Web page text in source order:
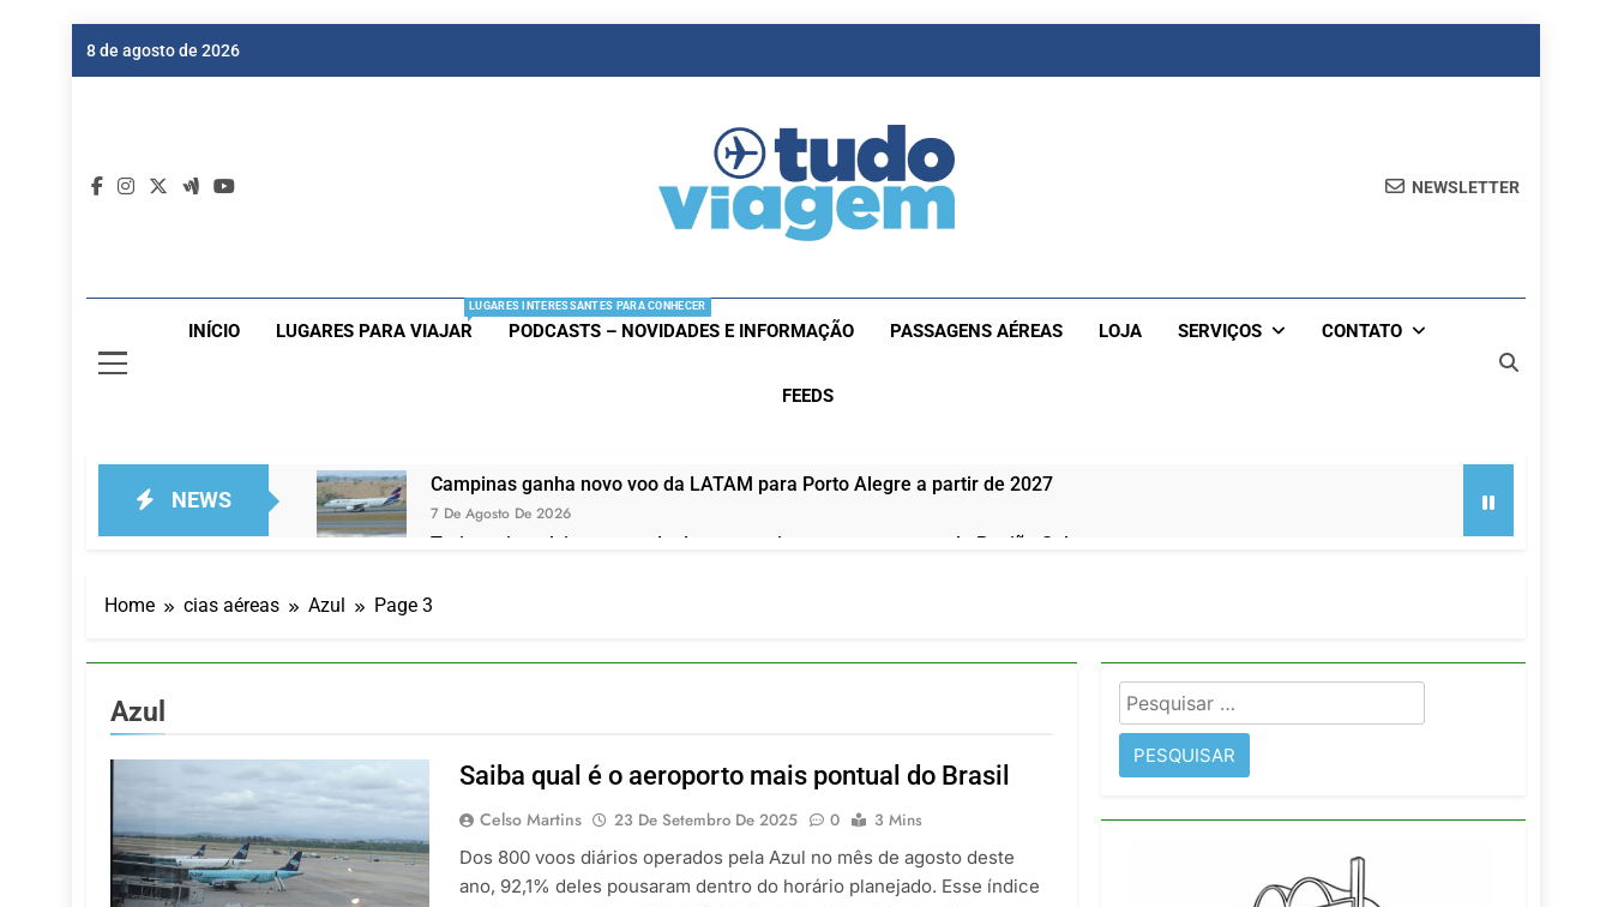
8 de agosto de 2026
NEWSLETTER
INÍCIO LUGARES PARA VIAJAR
LUGARES INTERESSANTES PARA CONHECER
PODCASTS – NOVIDADES E INFORMAÇÃO PASSAGENS AÉREAS LOJA SERVIÇOS CONTATO
FEEDS
NEWS
Campinas ganha novo voo da LATAM para Porto Alegre a partir de 2027
7 De Agosto De 2026
Turismo impulsiona recorde de passageiros nos aeroportos da Região Sul
Hotel Premium Campinas fortalece atuação nos segmentos de lazer e corporativo
Executivo com carreira internacional, Marc Balanger assume comando do Wyndham São Paulo Ibirapuera
Azul retoma voos diretos entre Porto Alegre e Montevidéu em dezembro
5 De Agosto De 2026
Home cias aéreas Azul Page 3
Azul
Saiba qual é o aeroporto mais pontual do Brasil
Celso Martins 23 De Setembro De 2025 0
3 Mins
Dos 800 voos diários operados pela Azul no mês de agosto deste
ano, 92,1% deles pousaram dentro do horário planejado. Esse índice
Pesquisar
por: